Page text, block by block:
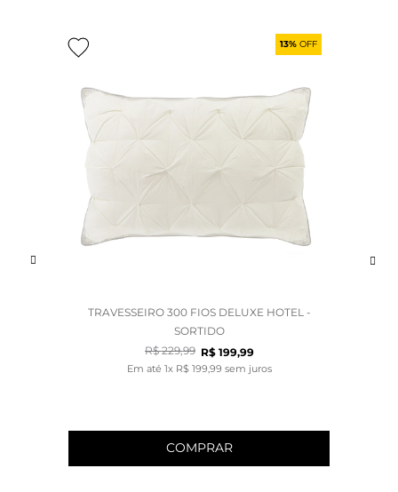
13% OFF
TRAVESSEIRO 300 FIOS DELUXE HOTEL -
SORTIDO
R$ 229,99 R$ 199,99
Em até 1x R$ 199 99 sem juros
COMPRAR